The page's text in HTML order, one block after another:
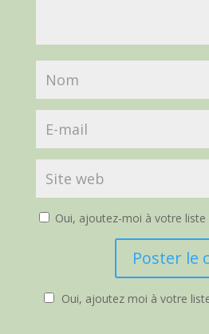
Oui, ajoutez-moi à votre liste
Oui, ajoutez moi à votre